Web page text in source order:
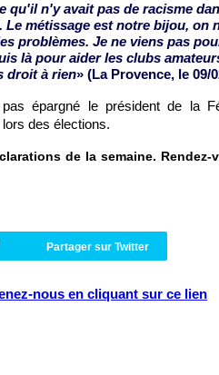
qu'il n'y avait pas de racisme
métissage est notre bijou, on
problèmes. Je ne viens pas
là pour aider les clubs
droit à rien» (La Provence, le 09/
épargné le président de la
des élections.
de la semaine. Rendez-
Partager sur Twitter
nous en cliquant sur ce lien